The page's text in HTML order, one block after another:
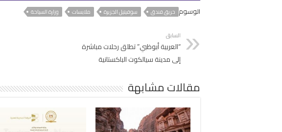
الوسوم حريق فندق سوفيتيل الجزيرة ملابسات وزارة السياحة
السابق
“العربية أبوظبي” تطلق رحلات مباشرة
إلى مدينة سيالكوت الباكستانية
مقالات مشابهة